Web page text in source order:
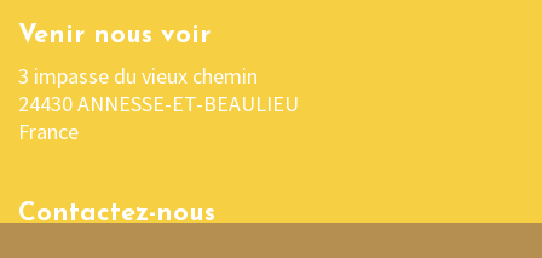
Venir nous voir
3 impasse du vieux chemin
24430 ANNESSE-ET-BEAULIEU
France
Contactez-nous